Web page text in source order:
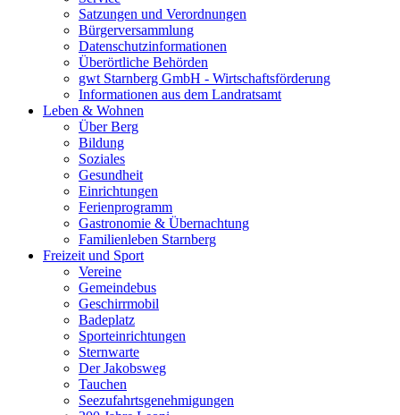
Satzungen und Verordnungen
Bürgerversammlung
Datenschutzinformationen
Überörtliche Behörden
gwt Starnberg GmbH - Wirtschaftsförderung
Informationen aus dem Landratsamt
Leben & Wohnen
Über Berg
Bildung
Soziales
Gesundheit
Einrichtungen
Ferienprogramm
Gastronomie & Übernachtung
Familienleben Starnberg
Freizeit und Sport
Vereine
Gemeindebus
Geschirrmobil
Badeplatz
Sporteinrichtungen
Sternwarte
Der Jakobsweg
Tauchen
Seezufahrtsgenehmigungen